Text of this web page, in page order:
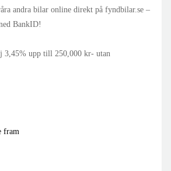
andra bilar online direkt på fyndbilar.se –
BankID!
3,45% upp till 250,000 kr- utan
fram